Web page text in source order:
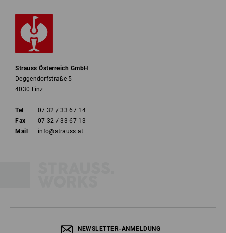
Strauss Österreich GmbH
Deggendorfstraße 5
4030 Linz
Tel
07 32 / 33 67 14
Fax
07 32 / 33 67 13
Mail
info@strauss.at
NEWSLETTER-ANMELDUNG